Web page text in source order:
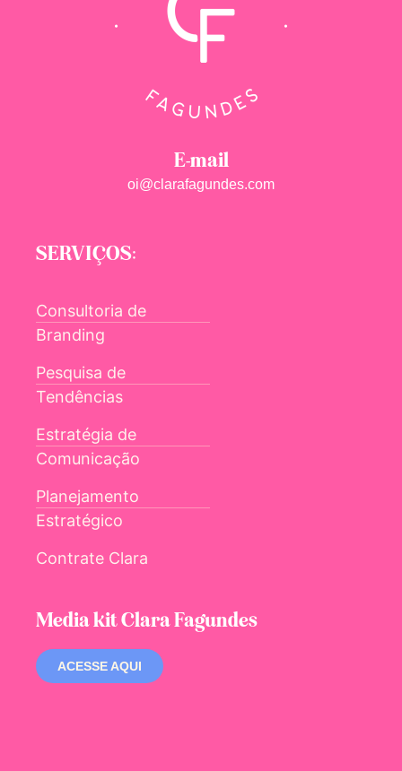
E-mail
oi@clarafagundes.com
SERVIÇOS:
Consultoria de
Branding
Pesquisa de
Tendências
Estratégia de
Comunicação
Planejamento
Estratégico
Contrate Clara
Media kit Clara Fagundes
ACESSE AQUI